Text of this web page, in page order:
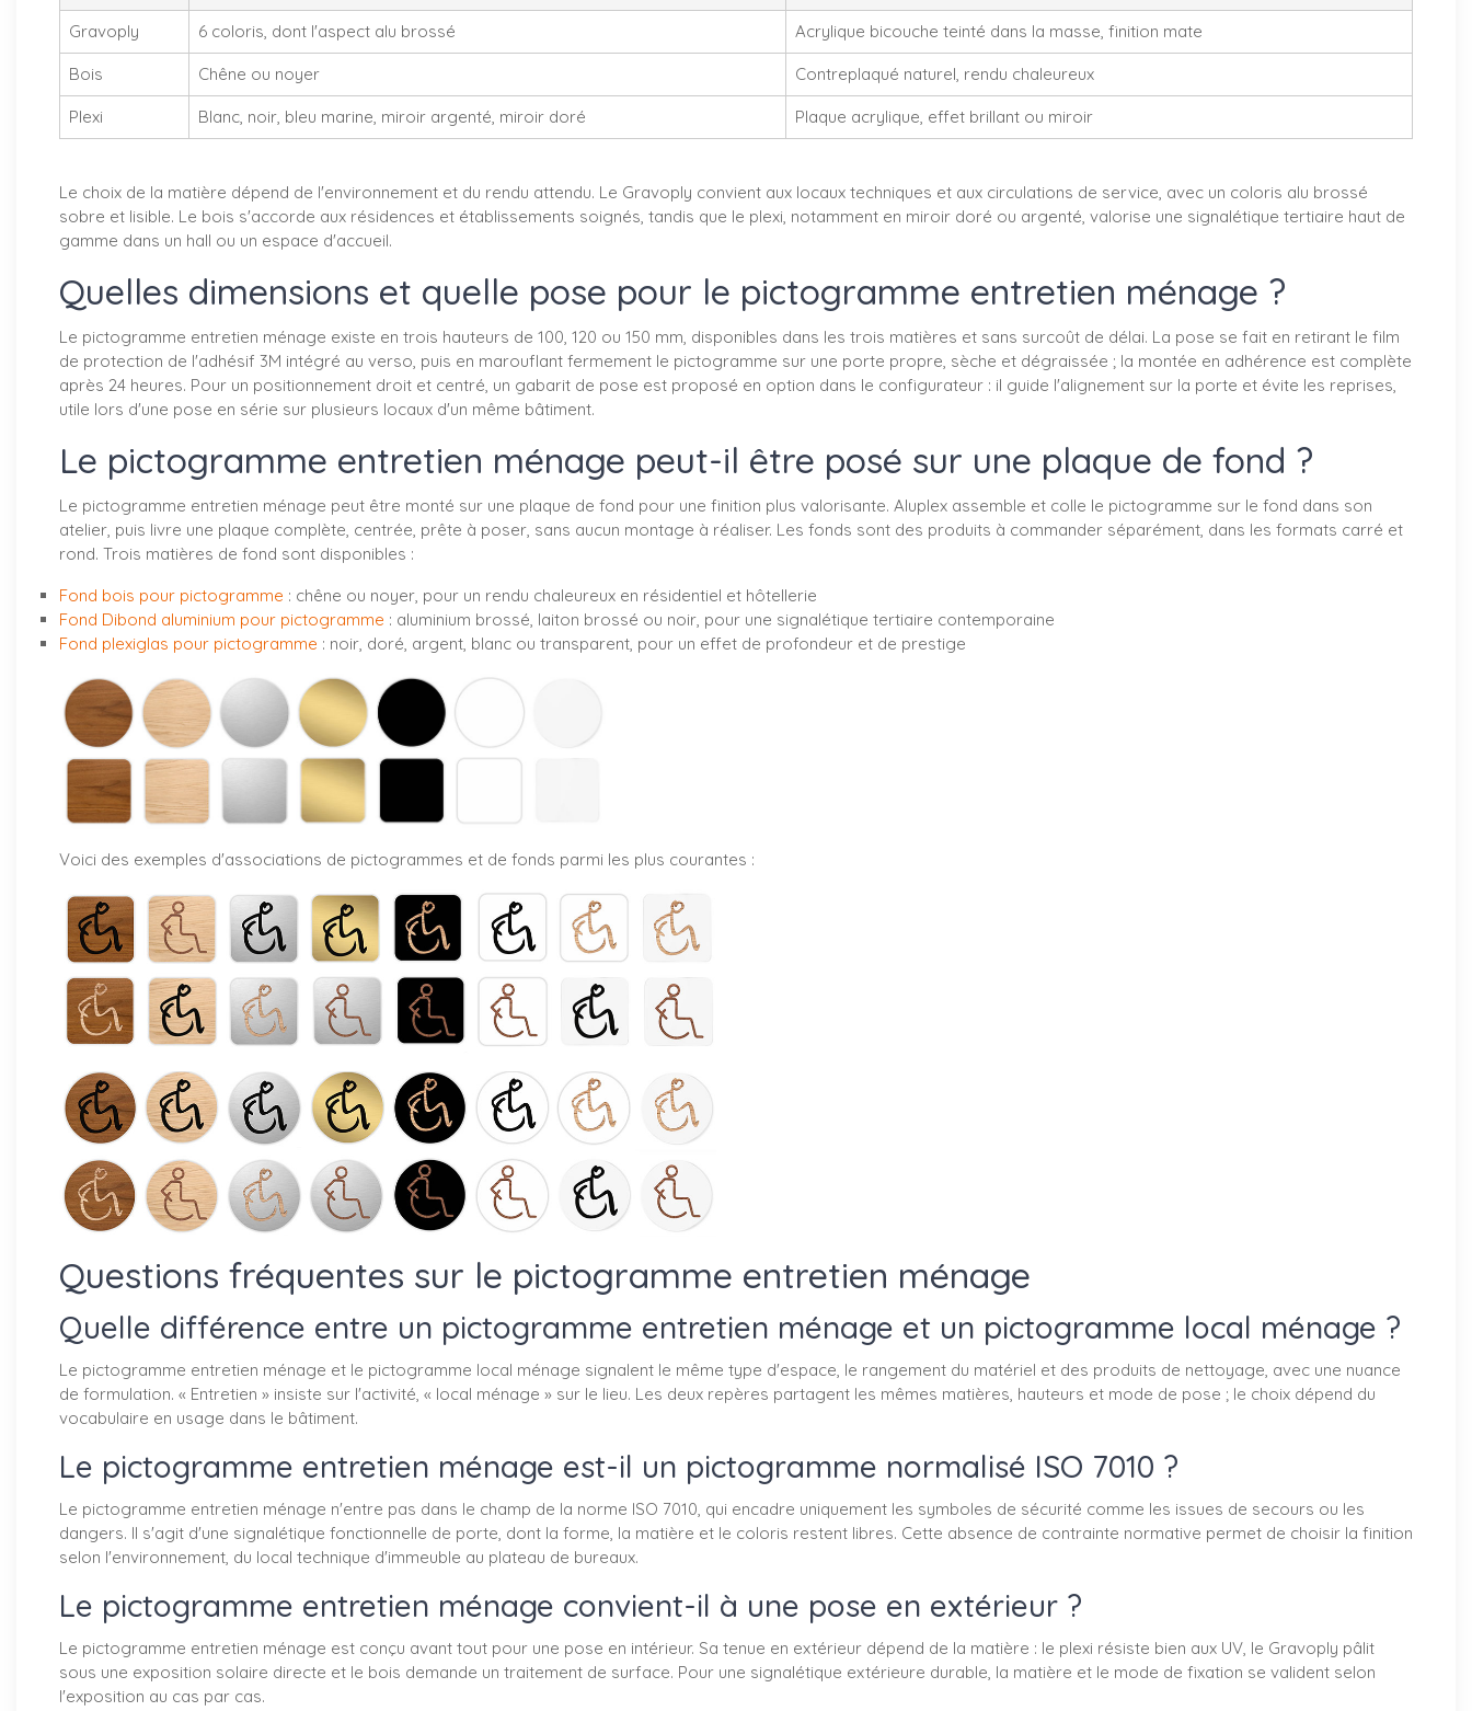
Gravoply 6 coloris, dont l'aspect alu brossé Acrylique bicouche teinté dans la masse, finition mate
Bois Chêne ou noyer Contreplaqué naturel, rendu chaleureux
Plexi Blanc, noir, bleu marine, miroir argenté, miroir doré Plaque acrylique, effet brillant ou miroir
Le choix de la matière dépend de l'environnement et du rendu attendu. Le Gravoply convient aux locaux techniques et aux circulations de service, avec un coloris alu brossé
sobre et lisible. Le bois s'accorde aux résidences et établissements soignés, tandis que le plexi, notamment en miroir doré ou argenté, valorise une signalétique tertiaire haut de
gamme dans un hall ou un espace d'accueil.
Quelles dimensions et quelle pose pour le pictogramme entretien ménage ?
Le pictogramme entretien ménage existe en trois hauteurs de 100, 120 ou 150 mm, disponibles dans les trois matières et sans surcoût de délai. La pose se fait en retirant le film
de protection de l'adhésif 3M intégré au verso, puis en marouflant fermement le pictogramme sur une porte propre, sèche et dégraissée ; la montée en adhérence est complète
après 24 heures. Pour un positionnement droit et centré, un gabarit de pose est proposé en option dans le configurateur : il guide l'alignement sur la porte et évite les reprises,
utile lors d'une pose en série sur plusieurs locaux d'un même bâtiment.
Le pictogramme entretien ménage peut-il être posé sur une plaque de fond ?
Le pictogramme entretien ménage peut être monté sur une plaque de fond pour une finition plus valorisante. Aluplex assemble et colle le pictogramme sur le fond dans son
atelier, puis livre une plaque complète, centrée, prête à poser, sans aucun montage à réaliser. Les fonds sont des produits à commander séparément, dans les formats carré et
rond. Trois matières de fond sont disponibles :
Fond bois pour pictogramme : chêne ou noyer, pour un rendu chaleureux en résidentiel et hôtellerie
Fond Dibond aluminium pour pictogramme : aluminium brossé, laiton brossé ou noir, pour une signalétique tertiaire contemporaine
Fond plexiglas pour pictogramme : noir, doré, argent, blanc ou transparent, pour un effet de profondeur et de prestige
Voici des exemples d'associations de pictogrammes et de fonds parmi les plus courantes :
Questions fréquentes sur le pictogramme entretien ménage
Quelle différence entre un pictogramme entretien ménage et un pictogramme local ménage ?
Le pictogramme entretien ménage et le pictogramme local ménage signalent le même type d'espace, le rangement du matériel et des produits de nettoyage, avec une nuance
de formulation. « Entretien » insiste sur l'activité, « local ménage » sur le lieu. Les deux repères partagent les mêmes matières, hauteurs et mode de pose ; le choix dépend du
vocabulaire en usage dans le bâtiment.
Le pictogramme entretien ménage est-il un pictogramme normalisé ISO 7010 ?
Le pictogramme entretien ménage n'entre pas dans le champ de la norme ISO 7010, qui encadre uniquement les symboles de sécurité comme les issues de secours ou les
dangers. Il s'agit d'une signalétique fonctionnelle de porte, dont la forme, la matière et le coloris restent libres. Cette absence de contrainte normative permet de choisir la finition
selon l'environnement, du local technique d'immeuble au plateau de bureaux.
Le pictogramme entretien ménage convient-il à une pose en extérieur ?
Le pictogramme entretien ménage est conçu avant tout pour une pose en intérieur. Sa tenue en extérieur dépend de la matière : le plexi résiste bien aux UV, le Gravoply pâlit
sous une exposition solaire directe et le bois demande un traitement de surface. Pour une signalétique extérieure durable, la matière et le mode de fixation se valident selon
l'exposition au cas par cas.